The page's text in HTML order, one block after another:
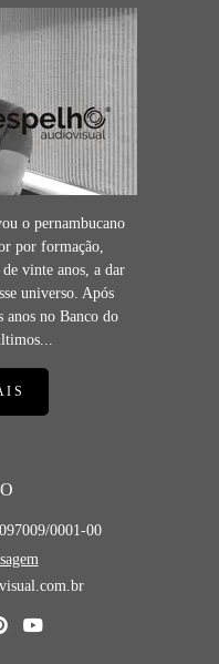
o pernambucano
por formação,
vinte anos, a dar
universo. Após
anos no Banco do
0001-00